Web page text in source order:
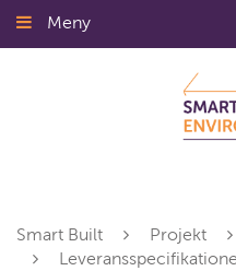
Gå
till
Meny
Smart Built Projekt